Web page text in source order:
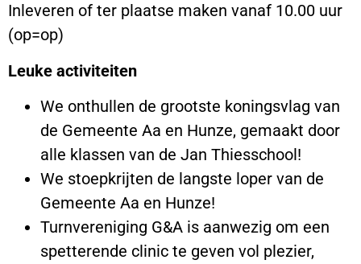
Inleveren of ter plaatse maken vanaf 10.00 uur
(op=op)
Leuke activiteiten
We onthullen de grootste koningsvlag van
de Gemeente Aa en Hunze, gemaakt door
alle klassen van de Jan Thiesschool!
We stoepkrijten de langste loper van de
Gemeente Aa en Hunze!
Turnvereniging G&A is aanwezig om een
spetterende clinic te geven vol plezier,